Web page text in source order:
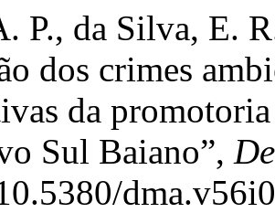
P., da Silva, E.
dos crimes
da
Sul Baiano”,